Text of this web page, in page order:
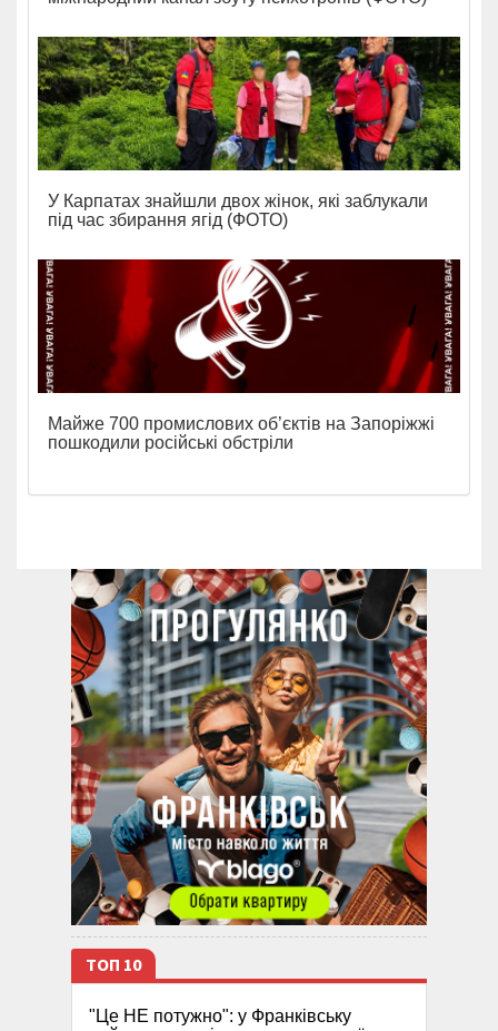
У Карпатах знайшли двох жінок, які заблукали
під час збирання ягід (ФОТО)
Майже 700 промислових об’єктів на Запоріжжі
пошкодили російські обстріли
ТОП 10
"Це НЕ потужно": у Франківську